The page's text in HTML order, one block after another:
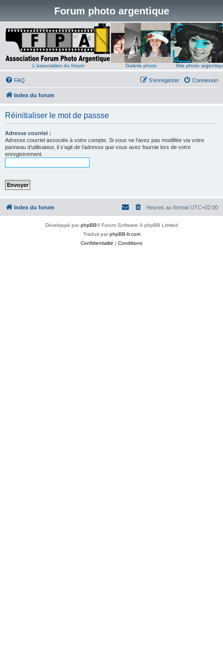
Forum photo argentique
L'association du forum Galerie photo Site photo
FAQ Connexion
S’enregistrer
Index du forum
Réinitialiser le mot de passse
Adresse courriel :
Adresse courriel associée à votre compte. Si vous ne l’avez pas modifiée via votre
panneau d’utilisateur, il s’agit de l’adresse que vous avez fournie lors de votre
enregistrement.
Index du forum Heures au format UTC+02:00
Développé parphpBB® Forum Software © phpBB Limited
Traduit parphpBB-fr.com
Confidentialité | Conditions